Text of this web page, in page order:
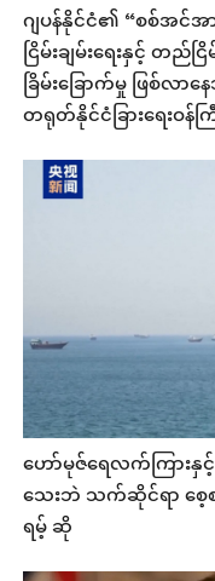
ဂျပန်နိုင်ငံ၏ “စစ်အင်
ငြိမ်းချမ်းရေးနှင့်
ခြိမ်းခြောက်မှု ဖြစ်
တရုတ်နိုင်ငံခြားရေးဝန်က
ဟော်မုဇ်ရေလက်ကြာ
သေးဘဲ သက်ဆိုင်ရာ စေ့စ
ရမ့် ဆို